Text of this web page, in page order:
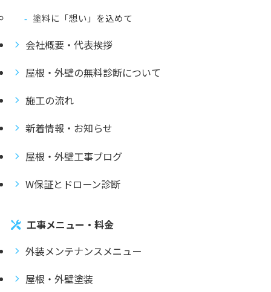
塗料に「想い」を込めて
会社概要・代表挨拶
屋根・外壁の無料診断について
施工の流れ
新着情報・お知らせ
屋根・外壁工事ブログ
W保証とドローン診断
工事メニュー・料金
外装メンテナンスメニュー
屋根・外壁塗装